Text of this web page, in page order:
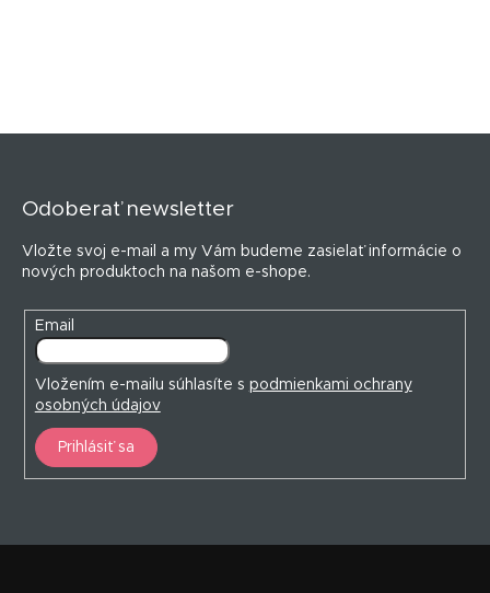
Odoberať newsletter
Vložte svoj e-mail a my Vám budeme zasielať informácie o
nových produktoch na našom e-shope.
Email
Vložením e-mailu súhlasíte s podmienkami ochrany
osobných údajov
Prihlásiť sa